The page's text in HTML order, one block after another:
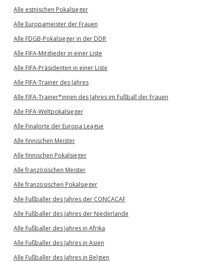
Alle estnischen Pokalsieger
Alle Europameister der Frauen
Alle FDGB-Pokalsieger in der DDR
Alle FIFA-Mitglieder in einer Liste
Alle FIFA-Präsidenten in einer Liste
Alle FIFA-Trainer des Jahres
Alle FIFA-Trainer*innen des Jahres im Fußball der Frauen
Alle FIFA-Weltpokalsieger
Alle Finalorte der Europa League
Alle finnischen Meister
Alle finnischen Pokalsieger
Alle französischen Meister
Alle französischen Pokalsieger
Alle Fußballer des Jahres der CONCACAF
Alle Fußballer des Jahres der Niederlande
Alle Fußballer des Jahres in Afrika
Alle Fußballer des Jahres in Asien
Alle Fußballer des Jahres in Belgien